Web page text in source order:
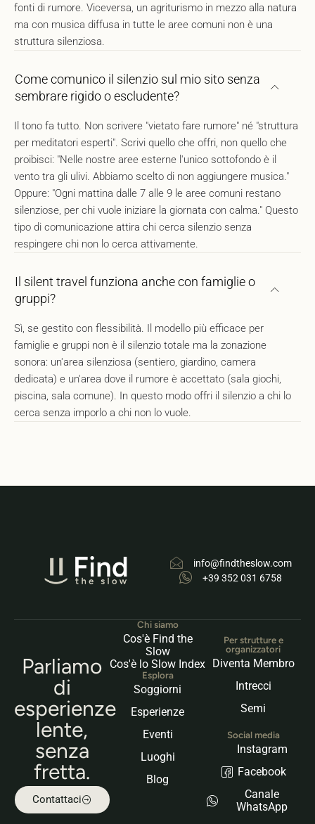
fonti di rumore. Viceversa, un agriturismo in mezzo alla natura
ma con musica diffusa in tutte le aree comuni non è una
struttura silenziosa.
Come comunico il silenzio sul mio sito senza
sembrare rigido o escludente?
Il tono fa tutto. Non scrivere "vietato fare rumore" né "struttura
per meditatori esperti". Scrivi quello che offri, non quello che
proibisci: "Nelle nostre aree esterne l'unico sottofondo è il
vento tra gli ulivi. Abbiamo scelto di non aggiungere musica."
Oppure: "Ogni mattina dalle 7 alle 9 le aree comuni restano
silenziose, per chi vuole iniziare la giornata con calma." Questo
tipo di comunicazione attira chi cerca silenzio senza
respingere chi non lo cerca attivamente.
Il silent travel funziona anche con famiglie o
gruppi?
Sì, se gestito con flessibilità. Il modello più efficace per
famiglie e gruppi non è il silenzio totale ma la zonazione
sonora: un'area silenziosa (sentiero, giardino, camera
dedicata) e un'area dove il rumore è accettato (sala giochi,
piscina, sala comune). In questo modo offri il silenzio a chi lo
cerca senza imporlo a chi non lo vuole.
info@findtheslow.com
+39 352 031 6758
Parliamo
di
esperienze
lente,
senza
fretta.
Contattaci
Chi siamo
Cos'è Find the
Slow
Cos'è lo Slow Index
Esplora
Soggiorni
Esperienze
Eventi
Luoghi
Blog
Per strutture e
organizzatori
Diventa Membro
Intrecci
Semi
Social media
Instagram
Facebook
Canale
WhatsApp